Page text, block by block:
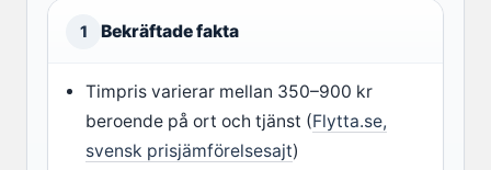
1 Bekräftade fakta
Timpris varierar mellan 350–900 kr
beroende på ort och tjänst (Flytta.se,
svensk prisjämförelsesajt)